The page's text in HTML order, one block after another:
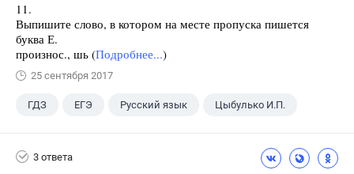
11.
Выпишите слово, в котором на месте пропуска пишется
буква Е.
произнос., шь (Подробнее...)
25 сентября 2017
ГДЗ ЕГЭ Русский язык Цыбулько И.П.
3 ответа